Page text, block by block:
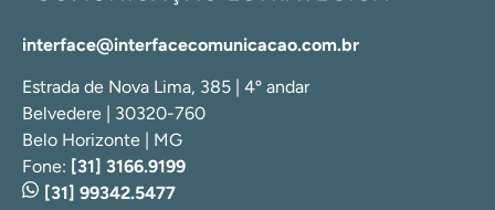
interface@interfacecomunicacao.com.br
Estrada de Nova Lima, 385 | 4º andar
Belvedere | 30320-760
Belo Horizonte | MG
Fone: [31] 3166.9199
[31] 99342.5477